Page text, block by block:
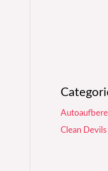
Clean Devils